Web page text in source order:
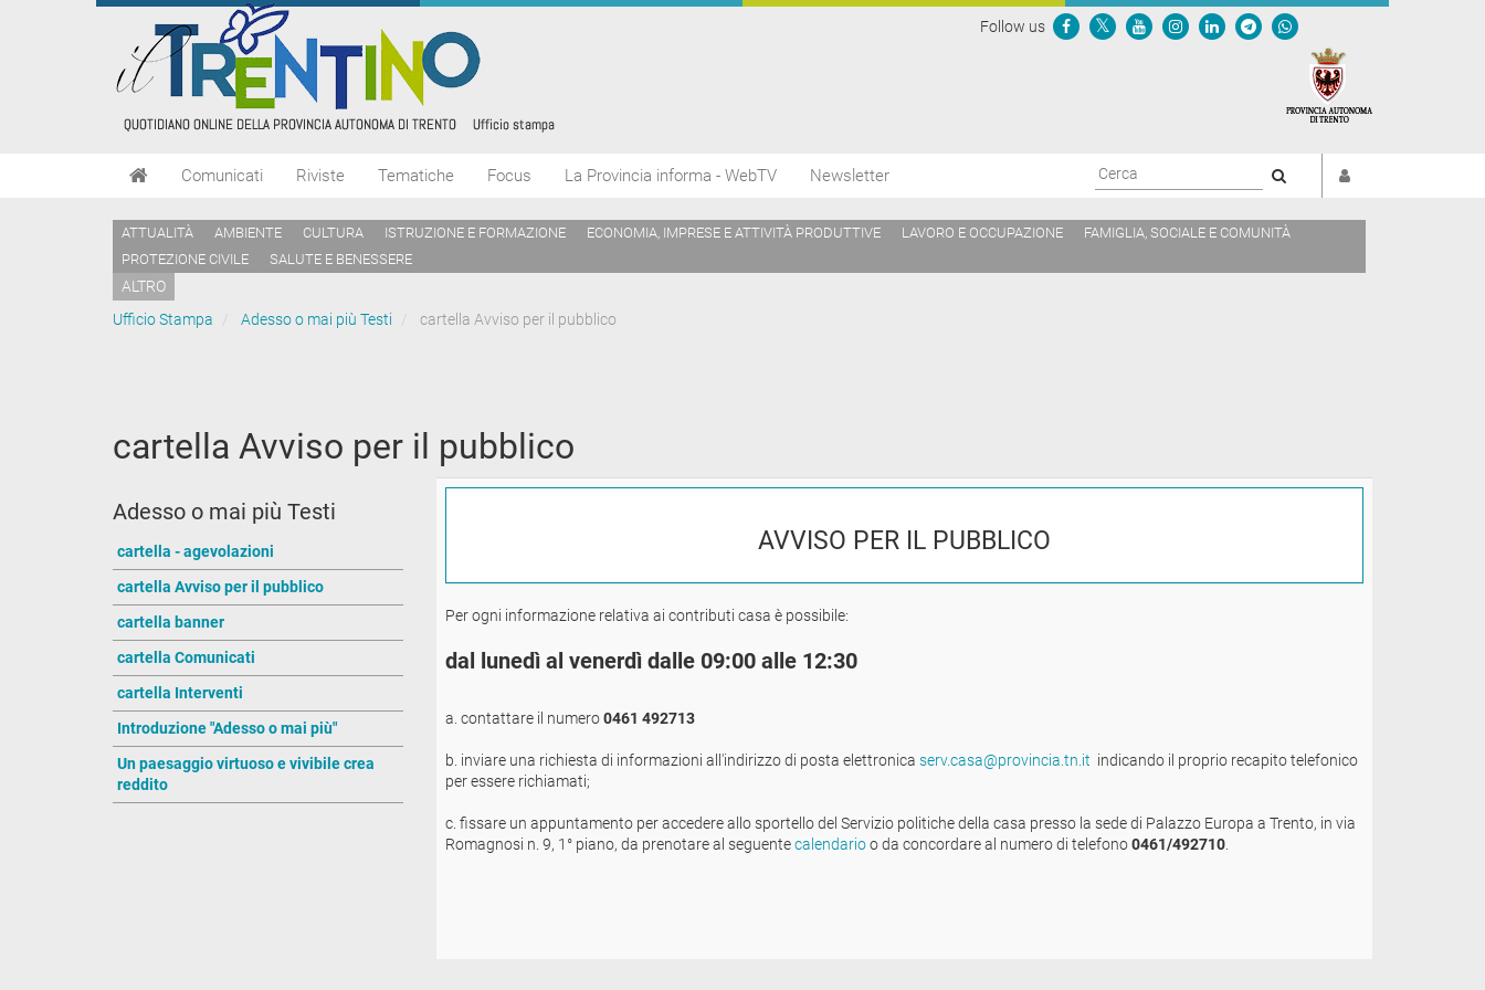
Follow us
Comunicati Riviste Tematiche Focus La Provincia informa - WebTV Newsletter
ATTUALITÀ AMBIENTE CULTURA ISTRUZIONE E FORMAZIONE ECONOMIA, IMPRESE E ATTIVITÀ PRODUTTIVE LAVORO E OCCUPAZIONE
FAMIGLIA, SOCIALE E COMUNITÀ
PROTEZIONE CIVILE
SALUTE E BENESSERE
ALTRO
Ufficio Stampa
Adesso o mai più Testi cartella Avviso per il pubblico
cartella Avviso per il pubblico
Adesso o mai più Testi
cartella - agevolazioni
cartella Avviso per il pubblico
cartella banner
cartella Comunicati
cartella Interventi
Introduzione "Adesso o mai più"
Un paesaggio virtuoso e vivibile crea
reddito
AVVISO PER IL PUBBLICO
Per ogni informazione relativa ai contributi casa è possibile:
dal lunedì al venerdì dalle 09:00 alle 12:30
a. contattare il numero0461 492713
b. inviare una richiesta di informazioni all'indirizzo di posta elettronica serv.casa@provincia.tn.it indicando il proprio recapito telefonico
per essere richiamati;
c. fissare un appuntamento per accedere allo sportello del Servizio politiche della casa presso la sede di Palazzo Europa a Trento, in via
Romagnosi n. 9, 1° piano, da prenotare al seguentecalendarioo da concordare al numero di telefono0461/492710.